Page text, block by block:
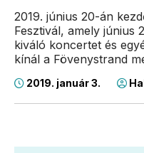
2019. június 20-án
Fesztivál, amely június
kiváló koncertet és
kínál a Fövenystrand
2019. január 3.